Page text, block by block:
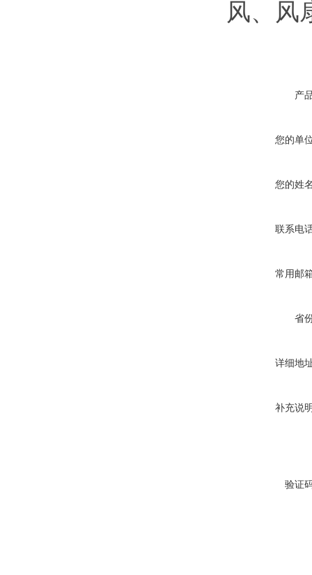
风、风
产
您的单
您的姓
联系电
常用邮
省
详细地
补充说
验证